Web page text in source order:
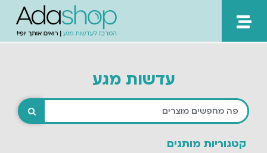
לתוכן
עדשות מגע
קטגוריות מותגים